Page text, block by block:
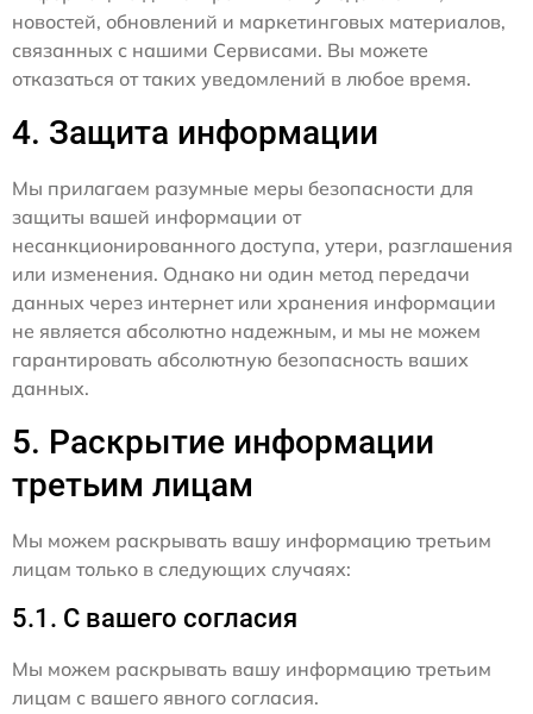
новостей, обновлений и маркетинговых материалов,
связанных с нашими Сервисами. Вы можете
отказаться от таких уведомлений в любое время.
4. Защита информации
Мы прилагаем разумные меры безопасности для
защиты вашей информации от
несанкционированного доступа, утери, разглашения
или изменения. Однако ни один метод передачи
данных через интернет или хранения информации
не является абсолютно надежным, и мы не можем
гарантировать абсолютную безопасность ваших
данных.
5. Раскрытие информации
третьим лицам
Мы можем раскрывать вашу информацию третьим
лицам только в следующих случаях:
5.1. С вашего согласия
Мы можем раскрывать вашу информацию третьим
лицам с вашего явного согласия.